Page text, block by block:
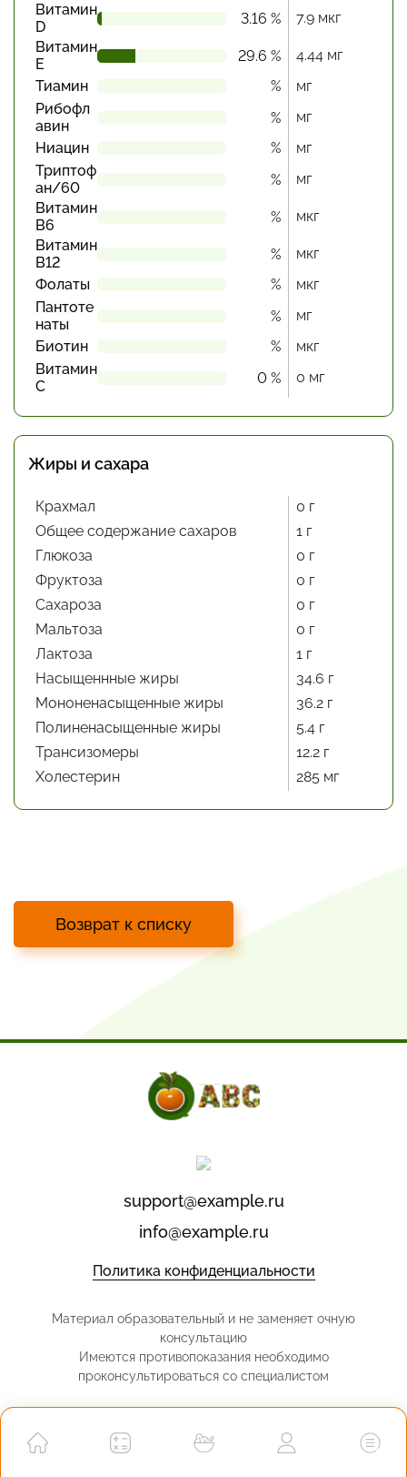
Витамин
D
3.16 %
7.9 мкг
Витамин
Е
29.6 %
4.44 мг
Тиамин
%
мг
Рибофл
авин
%
мг
Ниацин
%
мг
Триптоф
ан/60
%
мг
Витамин
В6
%
мкг
Витамин
В12
%
мкг
Фолаты
%
мкг
Пантоте
наты
%
мг
Биотин
%
мкг
Витамин
С
0 % 0 мг
Жиры и сахара
Крахмал
0 г
Общее содержание сахаров
1 г
Глюкоза
0 г
Фруктоза
0 г
Сахароза
0 г
Мальтоза
0 г
Лактоза
1 г
Насыщеннные жиры
34.6 г
Мононенасыщенные жиры
36.2 г
Полиненасыщенные жиры
5.4 г
Трансизомеры
12.2 г
Холестерин
285 мг
Возврат к списку
support@example.ru
info@example.ru
Политика конфиденциальности
Материал образовательный и не заменяет очную
консультацию
Имеются противопоказания необходимо
проконсультироваться со специалистом